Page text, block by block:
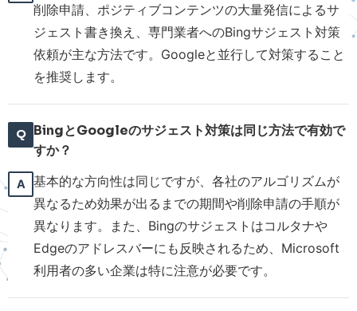
削除申請、ポジティブコンテンツの大量発信によるサ
ジェスト書き換え、専門業者へのBingサジェスト対策
依頼が主な方法です。Googleと並行して対策すること
を推奨します。
BingとGoogleのサジェスト対策は同じ方法で有効で
すか？
基本的な方向性は同じですが、各社のアルゴリズムが
異なるため効果が出るまでの期間や削除申請の手順が
異なります。また、Bingのサジェストはコルタナや
Edgeのアドレスバーにも反映されるため、Microsoft
利用者の多い企業は特に注意が必要です。